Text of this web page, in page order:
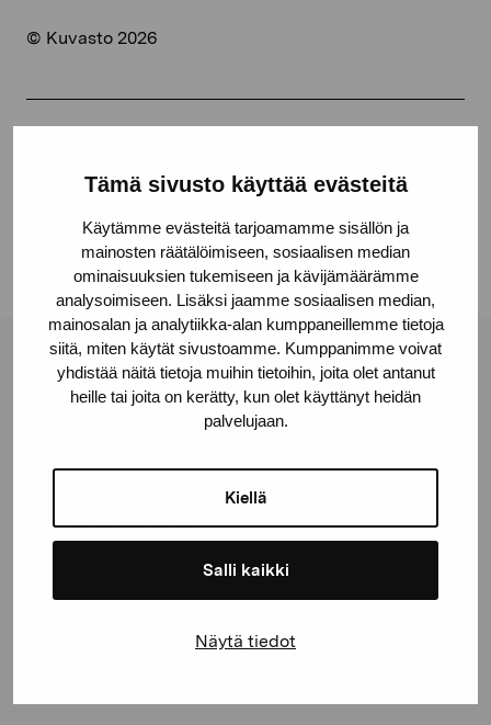
Tämä sivusto käyttää evästeitä
Käytämme evästeitä tarjoamamme sisällön ja
mainosten räätälöimiseen, sosiaalisen median
ominaisuuksien tukemiseen ja kävijämäärämme
analysoimiseen. Lisäksi jaamme sosiaalisen median,
mainosalan ja analytiikka-alan kumppaneillemme tietoja
siitä, miten käytät sivustoamme. Kumppanimme voivat
yhdistää näitä tietoja muihin tietoihin, joita olet antanut
heille tai joita on kerätty, kun olet käyttänyt heidän
palvelujaan.
Kiellä
Salli kaikki
Näytä tiedot
© Kuvasto 2026
Facebook
Linkedin
Pro Artibus -säätiö
10600 Tammisaari
+358 (0)50 371 6339